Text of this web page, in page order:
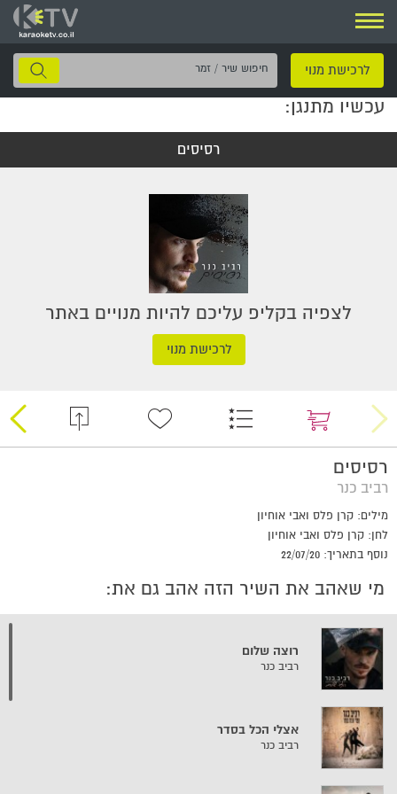
ניווט
לרכישת מנוי
חיפוש
שיר
עכשיו מתנגן:
רסיסים
לצפיה בקליפ עליכם להיות מנויים באתר
לרכישת מנוי
רסיסים
רביב כנר
מילים: קרן פלס ואבי אוחיון
לחן: קרן פלס ואבי אוחיון
נוסף בתאריך: 22/07/20
מי שאהב את השיר הזה אהב גם את:
רוצה שלום
רביב כנר
אצלי הכל בסדר
רביב כנר